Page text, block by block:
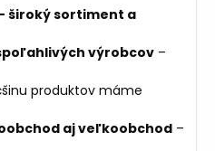
široký sortiment a
výrobcov –
produktov máme
aj veľkoobchod –